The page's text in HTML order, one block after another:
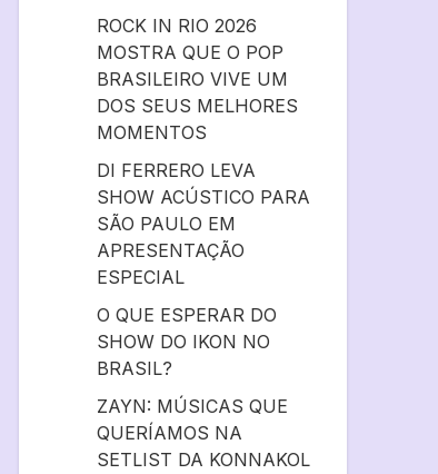
ROCK IN RIO 2026
MOSTRA QUE O POP
BRASILEIRO VIVE UM
DOS SEUS MELHORES
MOMENTOS
DI FERRERO LEVA
SHOW ACÚSTICO PARA
SÃO PAULO EM
APRESENTAÇÃO
ESPECIAL
O QUE ESPERAR DO
SHOW DO IKON NO
BRASIL?
ZAYN: MÚSICAS QUE
QUERÍAMOS NA
SETLIST DA KONNAKOL